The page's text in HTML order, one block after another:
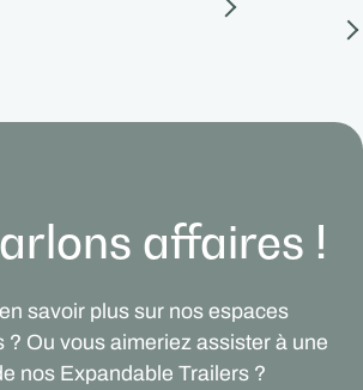
affaires !
savoir plus sur nos espaces
? Ou vous aimeriez assister à une
nos Expandable Trailers ?